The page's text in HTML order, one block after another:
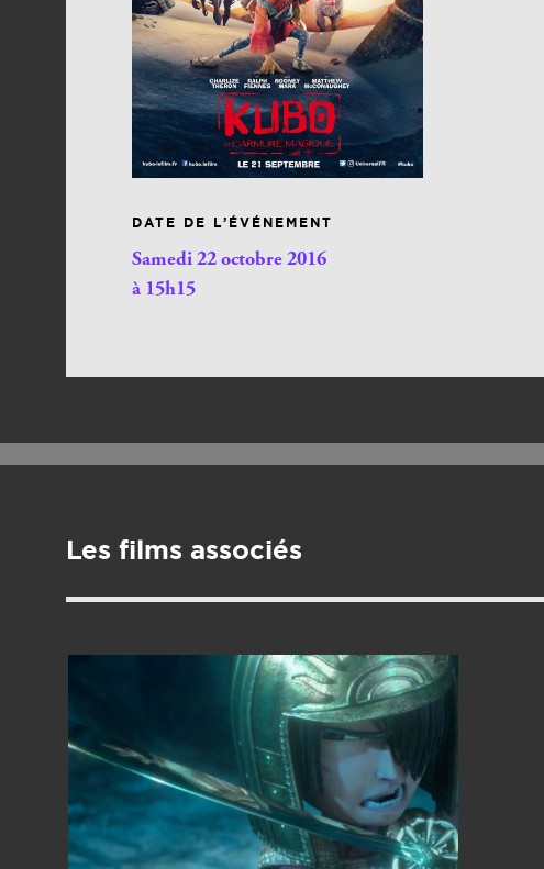
DATE DE L’ÉVÉNEMENT
Samedi 22 octobre 2016
à 15h15
Les films associés